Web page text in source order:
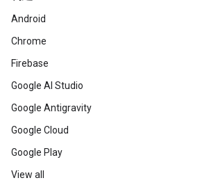
Android
Chrome
Firebase
Google AI Studio
Google Antigravity
Google Cloud
Google Play
View all